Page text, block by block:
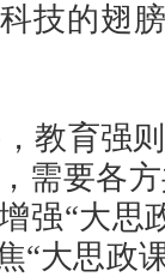
技的翅
教育强
需要各
强“大思
“大思政